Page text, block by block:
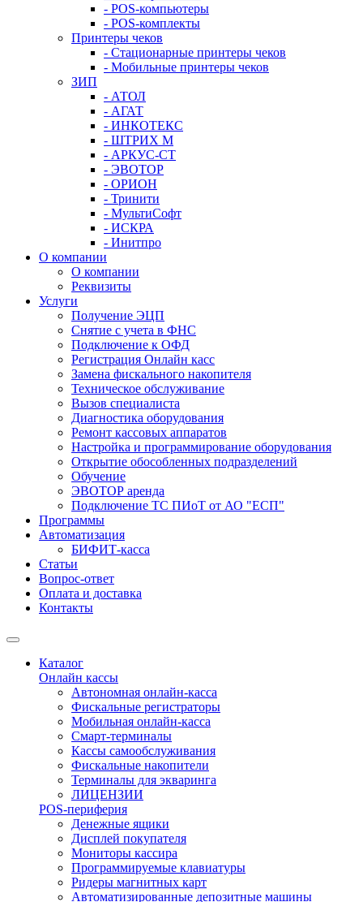
- POS-компьютеры
- POS-комплекты
Принтеры чеков
- Стационарные принтеры чеков
- Мобильные принтеры чеков
ЗИП
- АТОЛ
- АГАТ
- ИНКОТЕКС
- ШТРИХ М
- АРКУС-СТ
- ЭВОТОР
- ОРИОН
- Тринити
- МультиСофт
- ИСКРА
- Инитпро
О компании
О компании
Реквизиты
Услуги
Получение ЭЦП
Снятие с учета в ФНС
Подключение к ОФД
Регистрация Онлайн касс
Замена фискального накопителя
Техническое обслуживание
Вызов специалиста
Диагностика оборудования
Ремонт кассовых аппаратов
Настройка и программирование оборудования
Открытие обособленных подразделений
Обучение
ЭВОТОР аренда
Подключение ТС ПИоТ от АО "ЕСП"
Программы
Автоматизация
БИФИТ-касса
Статьи
Вопрос-ответ
Оплата и доставка
Контакты
Каталог
Онлайн кассы
Автономная онлайн-касса
Фискальные регистраторы
Мобильная онлайн-касса
Смарт-терминалы
Кассы самообслуживания
Фискальные накопители
Терминалы для экваринга
ЛИЦЕНЗИИ
POS-периферия
Денежные ящики
Дисплей покупателя
Мониторы кассира
Программируемые клавиатуры
Ридеры магнитных карт
Автоматизированные депозитные машины